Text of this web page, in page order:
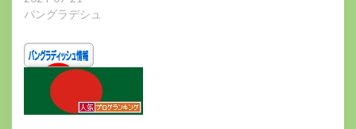
バングラデシュ